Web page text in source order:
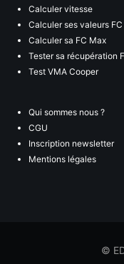
Calculer vitesse
Calculer ses valeurs
Calculer sa FC Max
Tester sa récupération
Test VMA Cooper
Qui sommes nous ?
CGU
Inscription newsletter
Mentions légales
©